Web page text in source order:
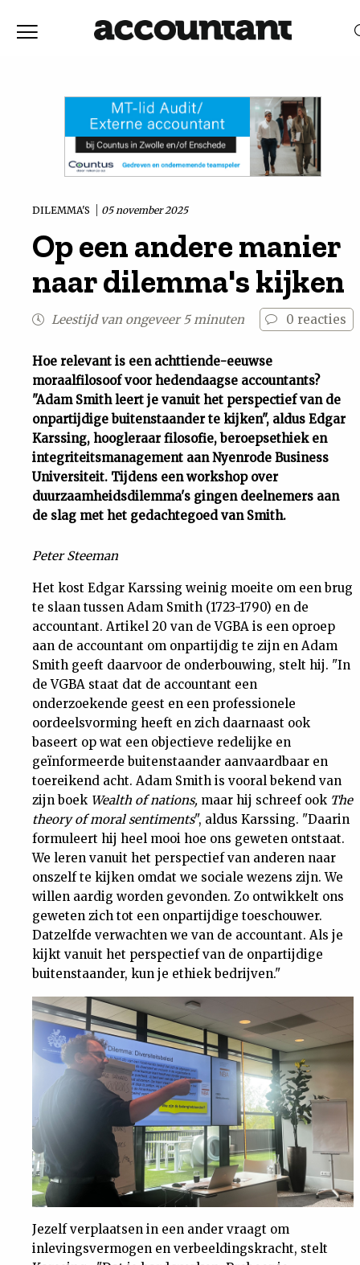
Discussie
Vaktechniek
Achtergrond
Uit
Feiten
Cijfers
Tuchtrecht
Magazine
Podcast
Dossiers
Nieuwsbrief
Contact
DILEMMA'S 05 november 2025
Op een andere manier
naar dilemma's kijken
Leestijd van ongeveer 5 minuten 0 reacties
Hoe relevant is een achttiende-eeuwse
moraalfilosoof voor hedendaagse accountants?
"Adam Smith leert je vanuit het perspectief van de
onpartijdige buitenstaander te kijken", aldus Edgar
Karssing, hoogleraar filosofie, beroepsethiek en
integriteitsmanagement aan Nyenrode Business
Universiteit. Tijdens een workshop over
duurzaamheidsdilemma's gingen deelnemers aan
de slag met het gedachtegoed van Smith.
Peter Steeman
Het kost Edgar Karssing weinig moeite om een brug
te slaan tussen Adam Smith (1723-1790) en de
accountant. Artikel 20 van de VGBA is een oproep
aan de accountant om onpartijdig te zijn en Adam
Smith geeft daarvoor de onderbouwing, stelt hij. "In
de VGBA staat dat de accountant een
onderzoekende geest en een professionele
oordeelsvorming heeft en zich daarnaast ook
baseert op wat een objectieve redelijke en
geïnformeerde buitenstaander aanvaardbaar en
toereikend acht. Adam Smith is vooral bekend van
zijn boek Wealth of nations, maar hij schreef ook The
theory of moral sentiments", aldus Karssing. "Daarin
formuleert hij heel mooi hoe ons geweten ontstaat.
We leren vanuit het perspectief van anderen naar
onszelf te kijken omdat we sociale wezens zijn. We
willen aardig worden gevonden. Zo ontwikkelt ons
geweten zich tot een onpartijdige toeschouwer.
Datzelfde verwachten we van de accountant. Als je
kijkt vanuit het perspectief van de onpartijdige
buitenstaander, kun je ethiek bedrijven."
Jezelf verplaatsen in een ander vraagt om
inlevingsvermogen en verbeeldingskracht, stelt
RELEVANTIEDATUM